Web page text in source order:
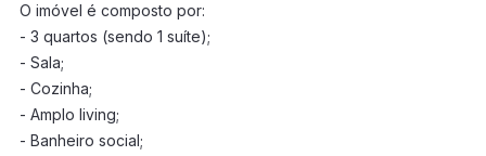
O imóvel é composto por:
- 3 quartos (sendo 1 suíte);
- Sala;
- Cozinha;
- Amplo living;
- Banheiro social;